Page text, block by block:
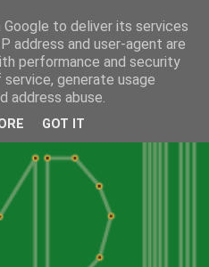
to deliver its services
address and user-agent are
performance and security
generate usage
address abuse.
GOT IT